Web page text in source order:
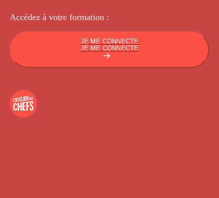
Accédez à votre formation :
JE ME CONNECTE
JE ME CONNECTE